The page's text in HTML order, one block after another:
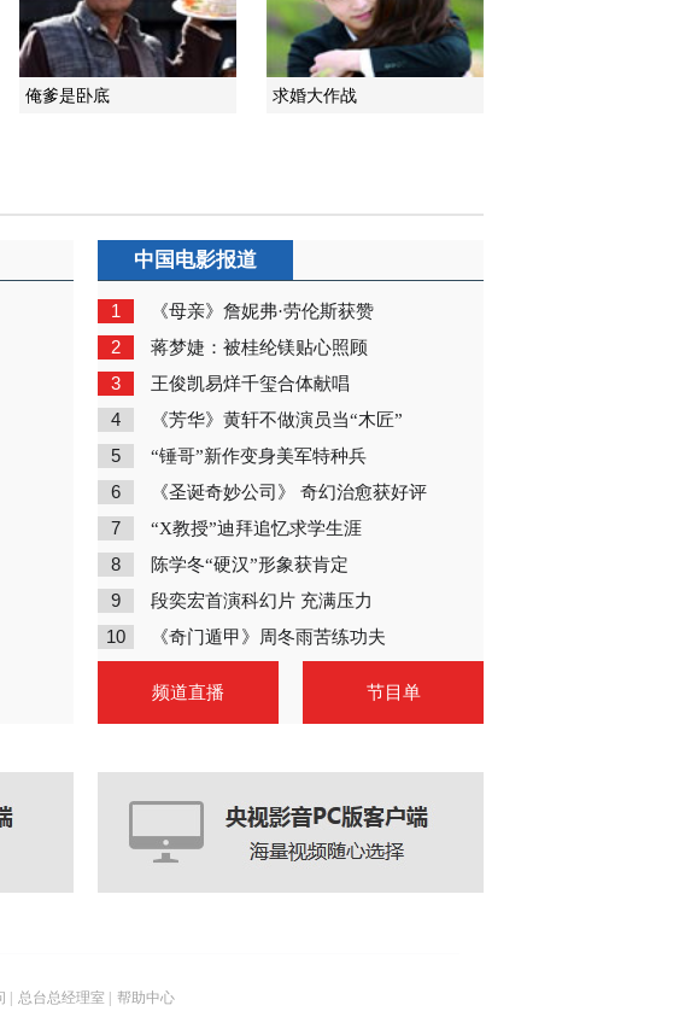
《姥爷的抗战》 第32集
精彩看点
2014-12-19 21:45:17
【娱乐新发现】《姥爷的
抗战》教你做买卖 王学
圻当老板太抠门
2014-12-17 18:12:21
俺爹是卧底 求婚大作战
中国电影报道
1 《母亲》詹妮弗·劳伦斯获赞
2 蒋梦婕：被桂纶镁贴心照顾
3 王俊凯易烊千玺合体献唱
4 《芳华》黄轩不做演员当“木匠”
5 “锤哥”新作变身美军特种兵
6 《圣诞奇妙公司》 奇幻治愈获好评
7 “X教授”迪拜追忆求学生涯
8 陈学冬“硬汉”形象获肯定
9 段奕宏首演科幻片 充满压力
10 《奇门遁甲》周冬雨苦练功夫
频道直播 节目单
总台总经理室 帮助中心